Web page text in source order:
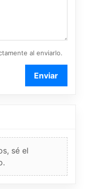
al enviarlo.
Enviar
sé el